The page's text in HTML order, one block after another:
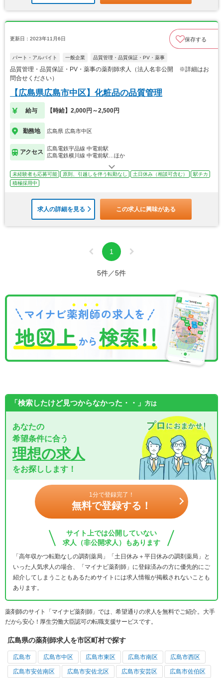
更新日：2023年11月6日 保存する
パート・アルバイト 一般企業 品質管理・品質保証・PV・薬事
品質管理・品質保証・PV・薬事の薬剤師求人（法人名非公開 ※詳細はお
問合せください）
【広島県広島市中区】化粧品の品質管理
給与 【時給】2,000円～2,500円
勤務地 広島県 広島市中区
アクセス
広島電鉄宇品線 中電前駅
広島電鉄横川線 中電前駅…ほか
未経験者も応募可能 原則、引越しを伴う転勤なし 土日休み（相談可含む）
駅チカ
積極採用中
求人の詳細を見る この求人に興味がある
1
5件／5件
「検索したけど見つからなかった・・」 方は
あなたの
希望条件に合う
理想の求人
をお探しします！
1分で登録完了！
無料で登録する！
サイト上では公開していない
求人（非公開求人）もあります
「高年収かつ転勤なしの調剤薬局」「土日休み＋平日休みの調剤薬局」と
いった人気求人の場合、「マイナビ薬剤師」に登録済みの方に優先的にご
紹介してしまうこともあるためサイトには求人情報が掲載されないことも
あります。
薬剤師のサイト「マイナビ薬剤師」では、希望通りの求人を無料でご紹介。大手
だから安心！厚生労働大臣認可の転職支援サービスです。
広島県の薬剤師求人を市区町村で探す
広島市 広島市中区 広島市東区 広島市南区 広島市西区
広島市安佐南区 広島市安佐北区 広島市安芸区 広島市佐伯区